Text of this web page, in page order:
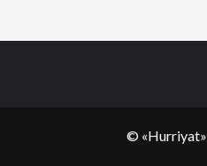
© «Hurriyat»